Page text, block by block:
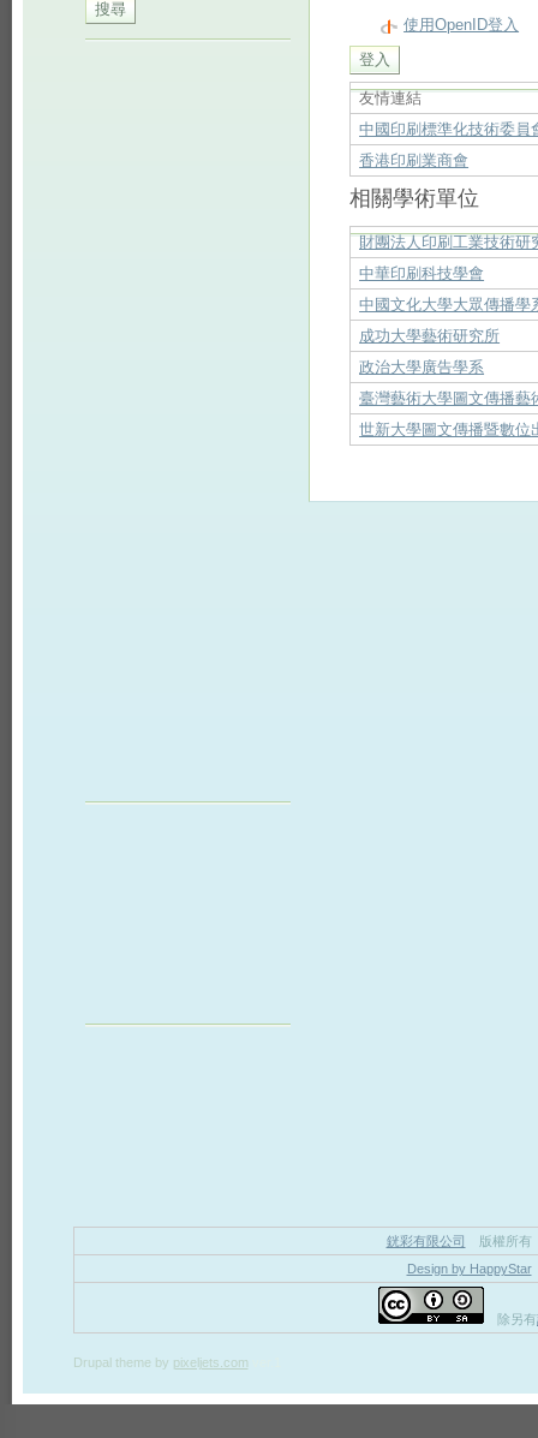
使用OpenID登入
友情連結
中國印刷標準化技術委員
香港印刷業商會
相關學術單位
財團法人印刷工業技術研
中華印刷科技學會
中國文化大學大眾傳播學
成功大學藝術研究所
政治大學廣告學系
臺灣藝術大學圖文傳播藝
世新大學圖文傳播暨數位
銧彩有限公司
版權所有
Design by HappyStar
除另有
Drupal theme by pixeljets.com